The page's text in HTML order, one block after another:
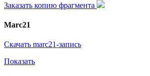
Заказать копию фрагмента
Marc21
Скачать marc21-запись
Показать